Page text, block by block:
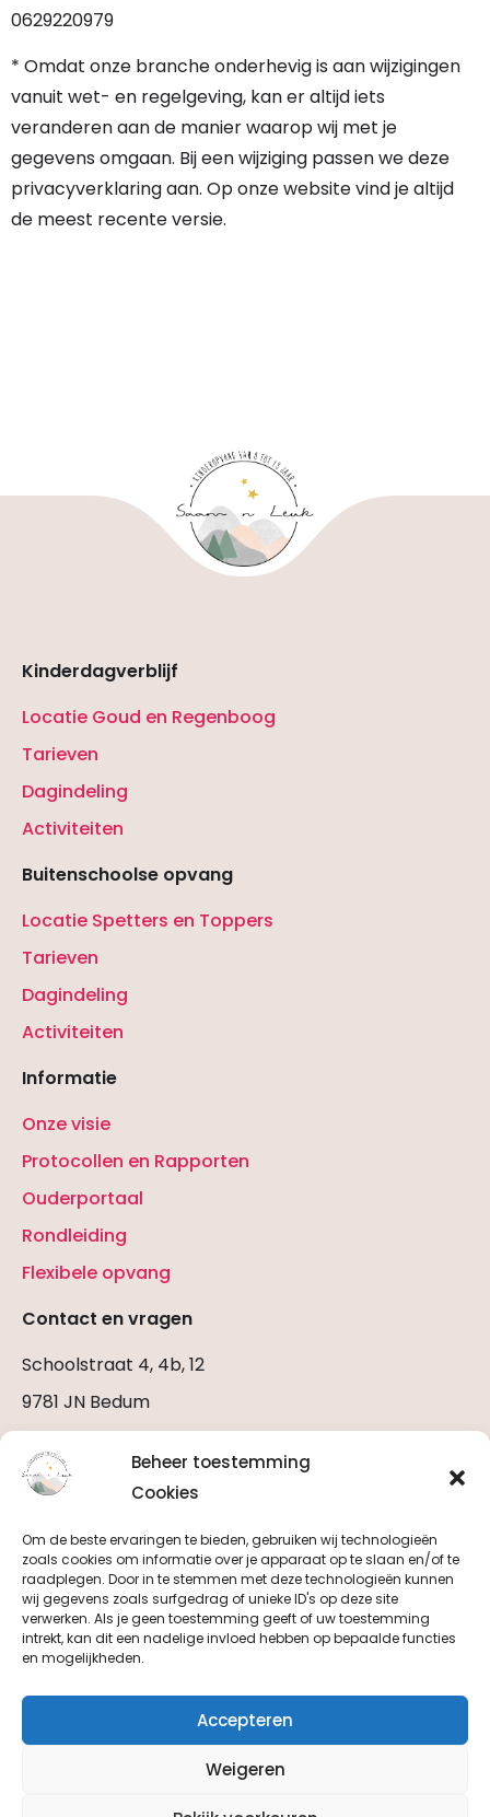
Beheer toestemming
Cookies
Om de beste ervaringen te bieden, gebruiken wij technologieën
zoals cookies om informatie over je apparaat op te slaan en/of te
raadplegen. Door in te stemmen met deze technologieën kunnen
wij gegevens zoals surfgedrag of unieke ID's op deze site
verwerken. Als je geen toestemming geeft of uw toestemming
intrekt, kan dit een nadelige invloed hebben op bepaalde functies
en mogelijkheden.
Accepteren
Weigeren
0629220979
* Omdat onze branche onderhevig is aan wijzigingen
vanuit wet- en regelgeving, kan er altijd iets
veranderen aan de manier waarop wij met je
gegevens omgaan. Bij een wijziging passen we deze
privacyverklaring aan. Op onze website vind je altijd
de meest recente versie.
Kinderdagverblijf
Locatie Goud en Regenboog
Tarieven
Dagindeling
Activiteiten
Buitenschoolse opvang
Locatie Spetters en Toppers
Tarieven
Dagindeling
Activiteiten
Informatie
Onze visie
Protocollen en Rapporten
Ouderportaal
Rondleiding
Flexibele opvang
Contact en vragen
Schoolstraat 4, 4b, 12
9781 JN Bedum
Stuur een E-mail
Bel ons (06 2922 0979)
Horen, zien
en volgen
Copyright by Saamn Leuk 2025 Privacyverklaring